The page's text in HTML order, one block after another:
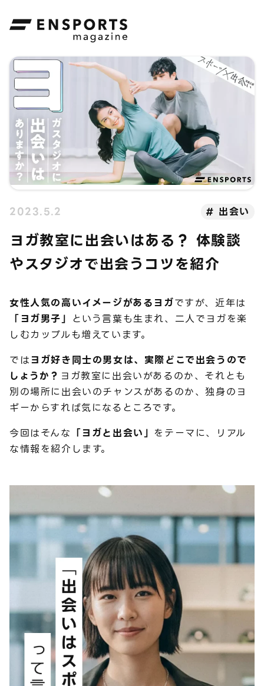
ENSPORTS magazine
2023.5.2 出会い
ヨガ教室に出会いはある？ 体験談
やスタジオで出会うコツを紹介
女性人気の高いイメージがあるヨガですが、近年は
「ヨガ男子」 という言葉も生まれ、二人でヨガを楽
しむカップルも増えています。
ではヨガ好き同士の男女は、実際どこで出会うので
しょうか？ ヨガ教室に出会いがあるのか、それとも
別の場所に出会いのチャンスがあるのか、独身のヨ
ギーからすれば気になるところです。
今回はそんな 「ヨガと出会い」 をテーマに、リアル
な情報を紹介します。